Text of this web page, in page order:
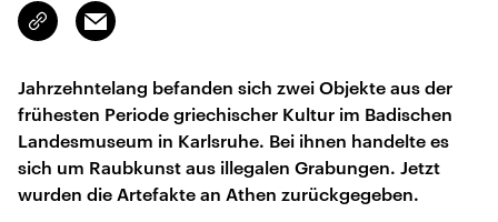
Link
kopieren/teilen
Email
Jahrzehntelang befanden sich zwei Objekte aus der
frühesten Periode griechischer Kultur im Badischen
Landesmuseum in Karlsruhe. Bei ihnen handelte es
sich um Raubkunst aus illegalen Grabungen. Jetzt
wurden die Artefakte an Athen zurückgegeben.